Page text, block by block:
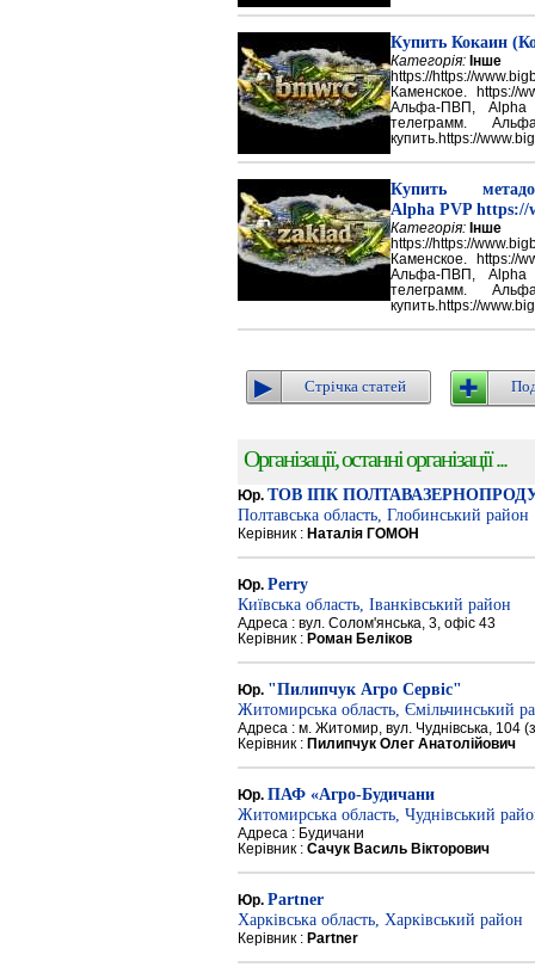
Купить Кокаин
Категорія: Інше
https://https://
Каменское. https://
Альфа-ПВП, Alpha
телеграмм.
купить.https://
Купить
Alpha PVP https://
Категорія: Інше
https://https://
Каменское. https://
Альфа-ПВП, Alpha
телеграмм.
купить.https://
Стрічка статей
Організації, останні організації ...
Юр. ТОВ ІПК
Полтавська область, Глобинський район
Керівник : Наталія ГОМОН
Юр. Perry
Київська область, Іванківський район
Адреса : вул. Солом'янська, 3, офіс 43
Керівник : Роман Беліков
Юр. "Пилипчук Агро Сервіс"
Житомирська область, Ємільчинський
Адреса : м. Житомир, вул. Чуднівська, 104
Керівник : Пилипчук Олег Анатолійович
Юр. ПАФ «Агро-Будичани
Житомирська область, Чуднівський
Адреса : Будичани
Керівник : Сачук Василь Вікторович
Юр. Partner
Харківська область, Харківський район
Керівник : Partner